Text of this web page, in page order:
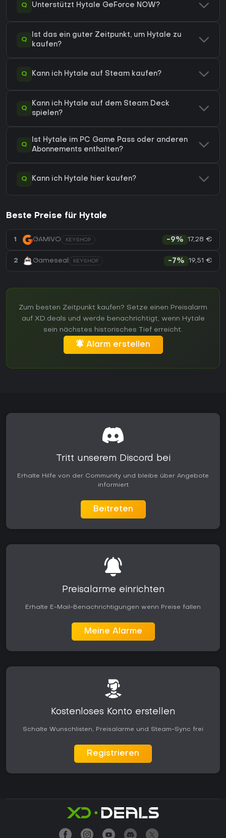
Q Unterstützt Hytale GeForce NOW?
Q
Ist das ein guter Zeitpunkt, um Hytale zu
kaufen?
Q Kann ich Hytale auf Steam kaufen?
Q
Kann ich Hytale auf dem Steam Deck
spielen?
Q
Ist Hytale im PC Game Pass oder anderen
Abonnements enthalten?
Q Kann ich Hytale hier kaufen?
Beste Preise für Hytale
1 GAMIVO KEYSHOP -9% 17,28 €
2 Gameseal KEYSHOP -7% 19,51 €
Zum besten Zeitpunkt kaufen? Setze einen Preisalarm
auf XD.deals und werde benachrichtigt, wenn Hytale
sein nächstes historisches Tief erreicht.
Alarm erstellen
Tritt unserem Discord bei
Erhalte Hilfe von der Community und bleibe über Angebote
informiert
Beitreten
Preisalarme einrichten
Erhalte E-Mail-Benachrichtigungen wenn Preise fallen
Meine Alarme
Kostenloses Konto erstellen
Schalte Wunschlisten, Preisalarme und Steam-Sync frei
Registrieren